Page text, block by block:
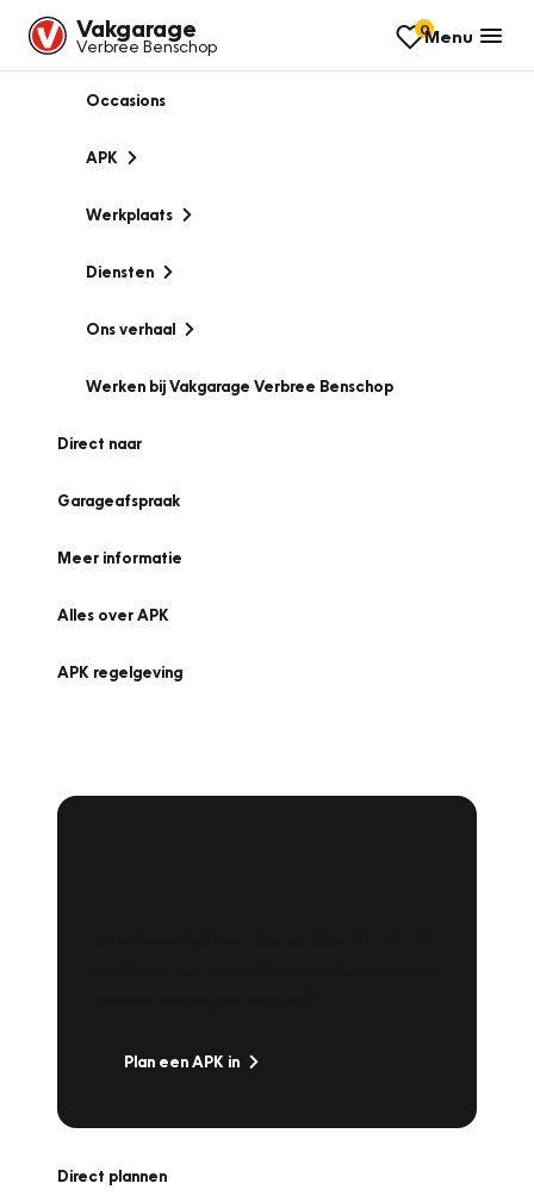
Vakgarage
Verbree Benschop
0Menu
Occasions
APK
Werkplaats
Diensten
Ons verhaal
Werken bij Vakgarage Verbree Benschop
Direct naar
Garageafspraak
Meer informatie
Alles over APK
APK regelgeving
Plan een APK in
Direct plannen